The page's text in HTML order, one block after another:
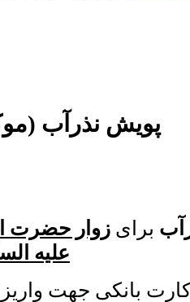
پویش نذرآب
برای زوار حضرت
علیه
بانکی جهت